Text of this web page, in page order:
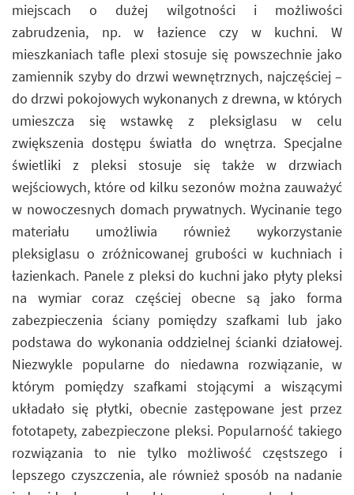
miejscach o dużej wilgotności i możliwości
zabrudzenia, np. w łazience czy w kuchni. W
mieszkaniach tafle plexi stosuje się powszechnie jako
zamiennik szyby do drzwi wewnętrznych, najczęściej –
do drzwi pokojowych wykonanych z drewna, w których
umieszcza się wstawkę z pleksiglasu w celu
zwiększenia dostępu światła do wnętrza. Specjalne
świetliki z pleksi stosuje się także w drzwiach
wejściowych, które od kilku sezonów można zauważyć
w nowoczesnych domach prywatnych. Wycinanie tego
materiału umożliwia również wykorzystanie
pleksiglasu o zróżnicowanej grubości w kuchniach i
łazienkach. Panele z pleksi do kuchni jako płyty pleksi
na wymiar coraz częściej obecne są jako forma
zabezpieczenia ściany pomiędzy szafkami lub jako
podstawa do wykonania oddzielnej ścianki działowej.
Niezwykle popularne do niedawna rozwiązanie, w
którym pomiędzy szafkami stojącymi a wiszącymi
układało się płytki, obecnie zastępowane jest przez
fototapety, zabezpieczone pleksi. Popularność takiego
rozwiązania to nie tylko możliwość częstszego i
lepszego czyszczenia, ale również sposób na nadanie